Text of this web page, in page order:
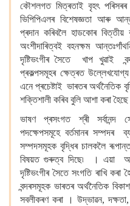
কৌশলগত মিত্ৰতাই বৃহৎ
ভিপিপিএলৰ বিশেষজ্ঞতা আৰু
প্ৰদান কৰিবলৈ হাডকোৰ
অংশীদাৰিত্বই বহনক্ষম
দৃষ্টিভংগীৰ সৈতে খাপ খুৱাই
প্ৰকল্পসমূহৰ ক্ষেত্ৰত
এনে প্ৰচেষ্টাই ভাৰতৰ অৰ্থনৈতিক
শক্তিশালী কৰিব বুলি আশা কৰা
ভাষণ প্ৰসংগত শ্ৰী
পদক্ষেপসমূহে বৰ্তমানৰ
সম্পদসমূহক বৃদ্ধিৰ চালকলৈ
বিষয়ত গুৰুত্ব দিছে৷ । এয়া
দৃষ্টিভংগীৰ সৈতে সংগতি ৰাখি কৰা
বন্দৰসমূহক ভাৰতৰ অৰ্থনৈতিক
সবলীকৰণ কৰা । উদ্ভাৱন,